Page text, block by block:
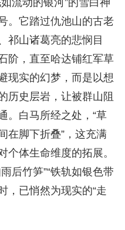
。它踏过仇池山的古老
祁山诸葛亮的悲悯目
阶，直至哈达铺红军草
实的幻梦，而是以想
历史层岩，让被群山阻
。白马所经之处，“草
在脚下折叠”，这充满
个体生命维度的拓展。
后竹笋”“铁轨如银色带
，已悄然为现实的“走